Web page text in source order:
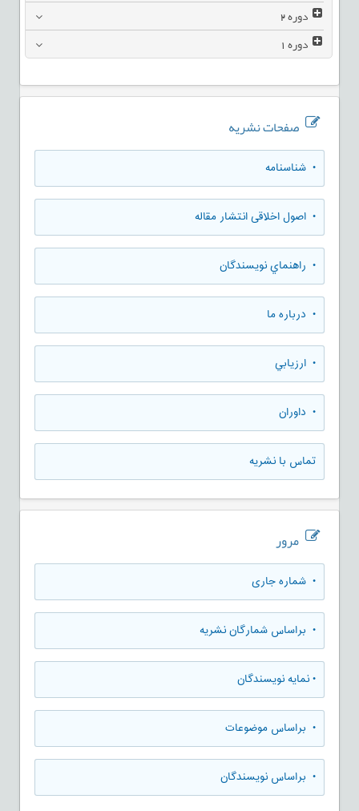
دوره2
دوره1
صفحات نشریه
• شناسنامه
• اصول اخلاقی انتشار مقاله
• راهنماي نويسندگان
• درباره ما
• ارزيابي
• داوران
تماس با نشریه
مرور
• شماره جاری
• براساس شمارگان نشریه
•نمایه نویسندگان
• براساس موضوعات
• براساس نویسندگان